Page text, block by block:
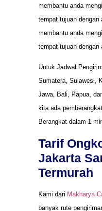
membantu anda
tempat tujuan dengan
membantu anda
tempat tujuan dengan
Untuk Jadwal
Sumatera, Sulawesi,
Jawa, Bali, Papua,
kita ada
Berangkat dalam 1
Tarif
Jakarta
Termurah
Kami dari Makharya
banyak rute